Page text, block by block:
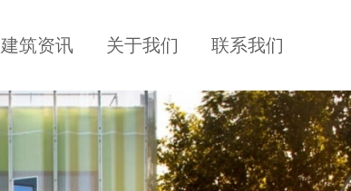
建筑资讯 关于我们 联系我们